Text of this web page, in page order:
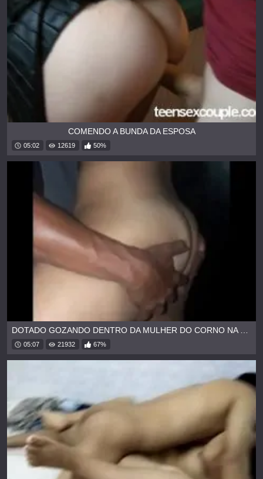
COMENDO A BUNDA DA ESPOSA
05:02 12619 50%
05:07 21932 67%